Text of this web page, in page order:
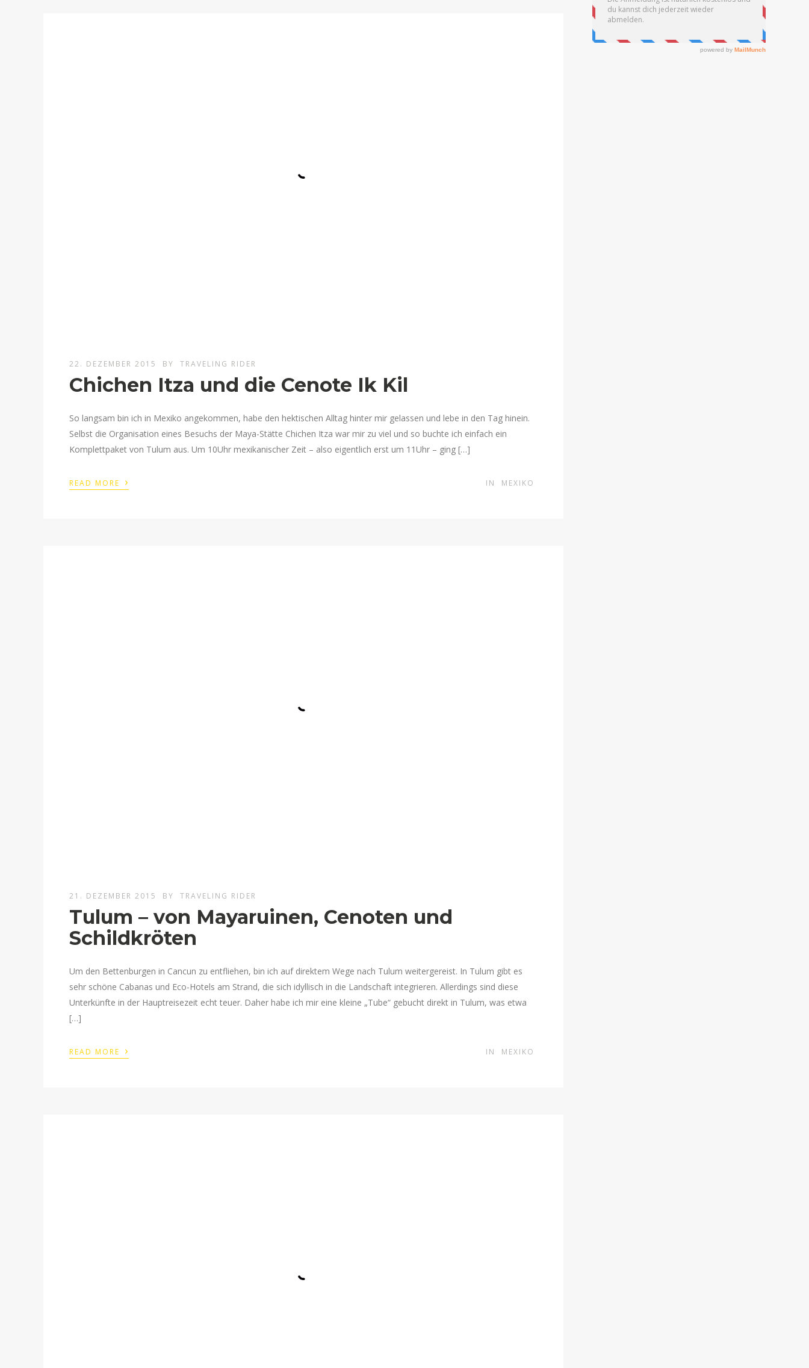
22. DEZEMBER 2015 BY TRAVELING RIDER
Chichen Itza und die Cenote Ik Kil
So langsam bin ich in Mexiko angekommen, habe den hektischen Alltag hinter mir gelassen und lebe in den Tag hinein.
Selbst die Organisation eines Besuchs der Maya-Stätte Chichen Itza war mir zu viel und so buchte ich einfach ein
Komplettpaket von Tulum aus. Um 10Uhr mexikanischer Zeit – also eigentlich erst um 11Uhr – ging […]
READ MORE › IN MEXIKO
21. DEZEMBER 2015 BY TRAVELING RIDER
Tulum – von Mayaruinen, Cenoten und
Schildkröten
Um den Bettenburgen in Cancun zu entfliehen, bin ich auf direktem Wege nach Tulum weitergereist. In Tulum gibt es
sehr schöne Cabanas und Eco-Hotels am Strand, die sich idyllisch in die Landschaft integrieren. Allerdings sind diese
Unterkünfte in der Hauptreisezeit echt teuer. Daher habe ich mir eine kleine „Tube“ gebucht direkt in Tulum, was etwa
[…]
READ MORE › IN MEXIKO